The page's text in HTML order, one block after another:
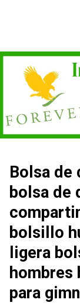
Bolsa de
bolsa de
bolsillo
ligera
hombres
para